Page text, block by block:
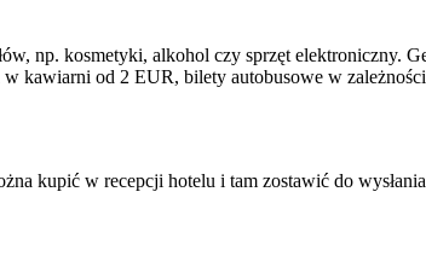
np. kosmetyki, alkohol czy sprzęt elektroniczny.
kawiarni od 2 EUR, bilety autobusowe w
kupić w recepcji hotelu i tam zostawić do